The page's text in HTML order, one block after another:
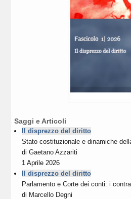
Saggi e Articoli
Il disprezzo del diritto
Stato costituzionale e dinamiche
diGaetano Azzariti
1 Aprile 2026
Il disprezzo del diritto
Parlamento e Corte dei conti: i
di Marcello Degni